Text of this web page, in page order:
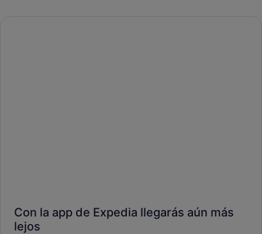
Con la app de Expedia llegarás aún más
lejos